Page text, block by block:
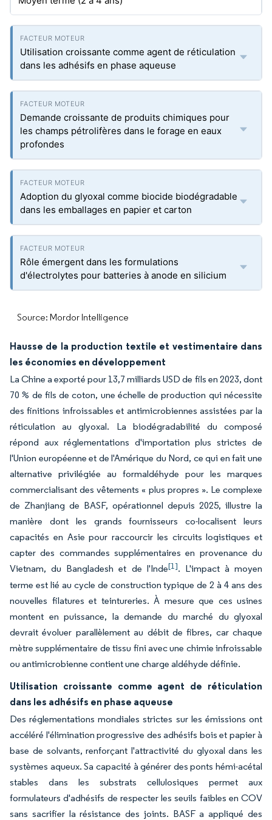
Utilisation croissante comme agent de réticulation
dans les adhésifs en phase aqueuse
Demande croissante de produits chimiques pour
les champs pétrolifères dans le forage en eaux
profondes
Adoption du glyoxal comme biocide biodégradable
dans les emballages en papier et carton
Rôle émergent dans les formulations
d'électrolytes pour batteries à anode en silicium
Source: Mordor Intelligence
Hausse de la production textile et vestimentaire dans
les économies en développement
La Chine a exporté pour 13,7 milliards USD de fils en 2023, dont
70 % de fils de coton, une échelle de production qui nécessite
des finitions infroissables et antimicrobiennes assistées par la
réticulation au glyoxal. La biodégradabilité du composé
répond aux réglementations d'importation plus strictes de
l'Union européenne et de l'Amérique du Nord, ce qui en fait une
alternative privilégiée au formaldéhyde pour les marques
commercialisant des vêtements « plus propres ». Le complexe
de Zhanjiang de BASF, opérationnel depuis 2025, illustre la
manière dont les grands fournisseurs co-localisent leurs
capacités en Asie pour raccourcir les circuits logistiques et
capter des commandes supplémentaires en provenance du
Vietnam, du Bangladesh et de l'Inde[1]. L'impact à moyen
terme est lié au cycle de construction typique de 2 à 4 ans des
nouvelles filatures et teintureries. À mesure que ces usines
montent en puissance, la demande du marché du glyoxal
devrait évoluer parallèlement au débit de fibres, car chaque
mètre supplémentaire de tissu fini avec une chimie infroissable
ou antimicrobienne contient une charge aldéhyde définie.
Utilisation croissante comme agent de réticulation
dans les adhésifs en phase aqueuse
Des réglementations mondiales strictes sur les émissions ont
accéléré l'élimination progressive des adhésifs bois et papier à
base de solvants, renforçant l'attractivité du glyoxal dans les
systèmes aqueux. Sa capacité à générer des ponts hémi-acétal
stables dans les substrats cellulosiques permet aux
formulateurs d'adhésifs de respecter les seuils faibles en COV
sans sacrifier la résistance des joints. BASF a appliqué des